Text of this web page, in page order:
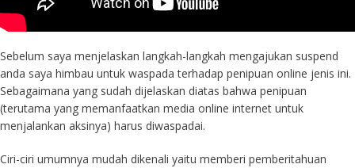
Sebelum saya menjelaskan langkah-langkah mengajukan suspend
anda saya himbau untuk waspada terhadap penipuan online jenis ini.
Sebagaimana yang sudah dijelaskan diatas bahwa penipuan
(terutama yang memanfaatkan media online internet untuk
menjalankan aksinya) harus diwaspadai.
Ciri-ciri umumnya mudah dikenali yaitu memberi pemberitahuan